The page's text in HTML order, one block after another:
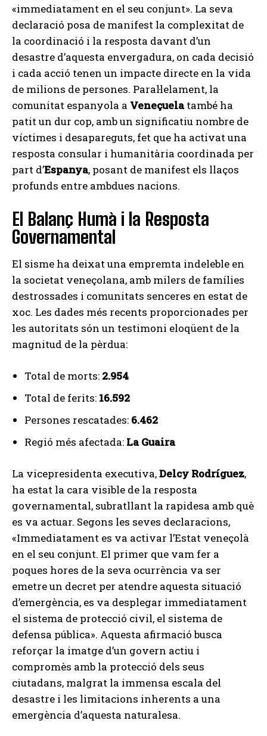
«immediatament en el seu conjunt». La seva
declaració posa de manifest la complexitat de
la coordinació i la resposta davant d’un
desastre d’aquesta envergadura, on cada decisió
i cada acció tenen un impacte directe en la vida
de milions de persones. Paral·lelament, la
comunitat espanyola a Veneçuelatambé ha
patit un dur cop, amb un significatiu nombre de
víctimes i desapareguts, fet que ha activat una
resposta consular i humanitària coordinada per
part d’Espanya, posant de manifest els llaços
profunds entre ambdues nacions.
El Balanç Humà i la Resposta
Governamental
El sisme ha deixat una empremta indeleble en
la societat veneçolana, amb milers de famílies
destrossades i comunitats senceres en estat de
xoc. Les dades més recents proporcionades per
les autoritats són un testimoni eloqüent de la
magnitud de la pèrdua:
Total de morts: 2.954
Total de ferits: 16.592
Persones rescatades: 6.462
Regió més afectada: La Guaira
La vicepresidenta executiva,Delcy Rodríguez,
ha estat la cara visible de la resposta
governamental, subratllant la rapidesa amb què
es va actuar. Segons les seves declaracions,
«Immediatament es va activar l’Estat veneçolà
en el seu conjunt. El primer que vam fer a
poques hores de la seva ocurrència va ser
emetre un decret per atendre aquesta situació
d’emergència, es va desplegar immediatament
el sistema de protecció civil, el sistema de
defensa pública». Aquesta afirmació busca
reforçar la imatge d’un govern actiu i
compromès amb la protecció dels seus
ciutadans, malgrat la immensa escala del
desastre i les limitacions inherents a una
emergència d’aquesta naturalesa.